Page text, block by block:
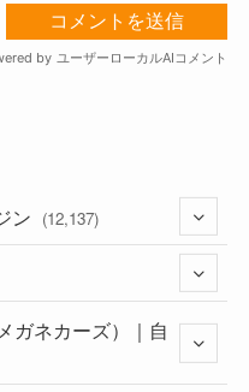
ン (12,137)
(352)
(1)
ガネカーズ）｜自